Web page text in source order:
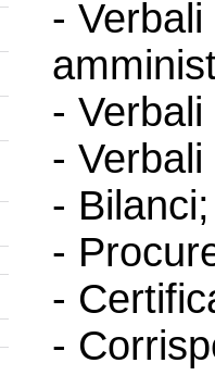
-
-
-
- Bilanci;
-
-
-